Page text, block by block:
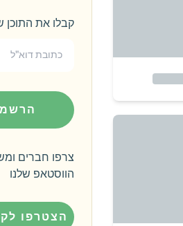
קבלו את התוכן
צרפו חברים
הווסטאפ שלנו
הצטרפו